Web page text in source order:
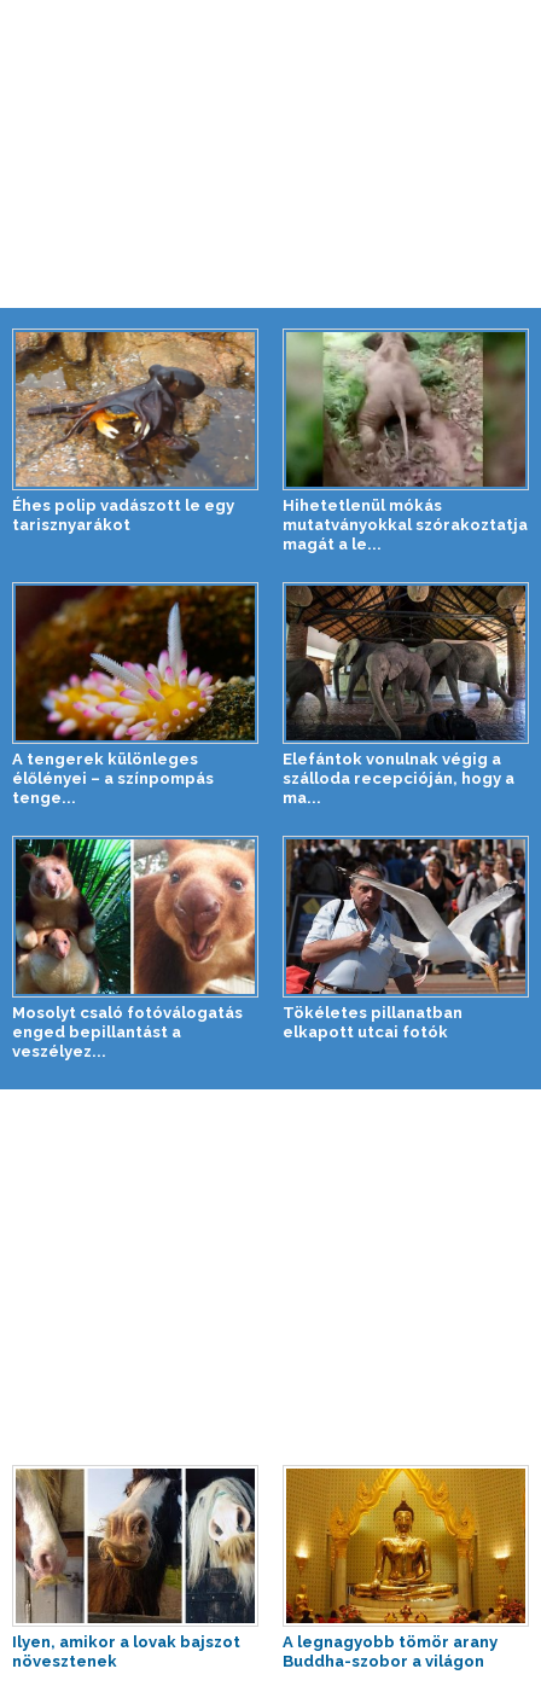
Éhes polip vadászott le egy
tarisznyarákot
Hihetetlenül mókás
mutatványokkal szórakoztatja
magát a le...
A tengerek különleges
élőlényei – a színpompás
tenge...
Elefántok vonulnak végig a
szálloda recepcióján, hogy a
ma...
Mosolyt csaló fotóválogatás
enged bepillantást a
veszélyez...
Tökéletes pillanatban
elkapott utcai fotók
Ilyen, amikor a lovak bajszot
növesztenek
A legnagyobb tömör arany
Buddha-szobor a világon